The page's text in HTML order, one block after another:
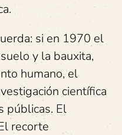
si en 1970 el
y la bauxita,
humano, el
científica
públicas. El
recorte